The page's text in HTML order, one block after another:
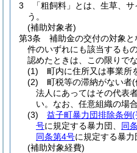
3
「粗飼料」とは、生草、
う。
(補助対象者)
第3条
補助金の交付の対象と
件のいずれにも該当するもの
認めたときは、この限りでな
(1)
町内に住所又は事業所
(2)
町税等の滞納がない者(
法人にあってはその代表
い。なお、任意組織の場
(3)
益子町暴力団排除条例(
号に規定する暴力団、 同
同条第4号に規定する暴
(補助対象経費)